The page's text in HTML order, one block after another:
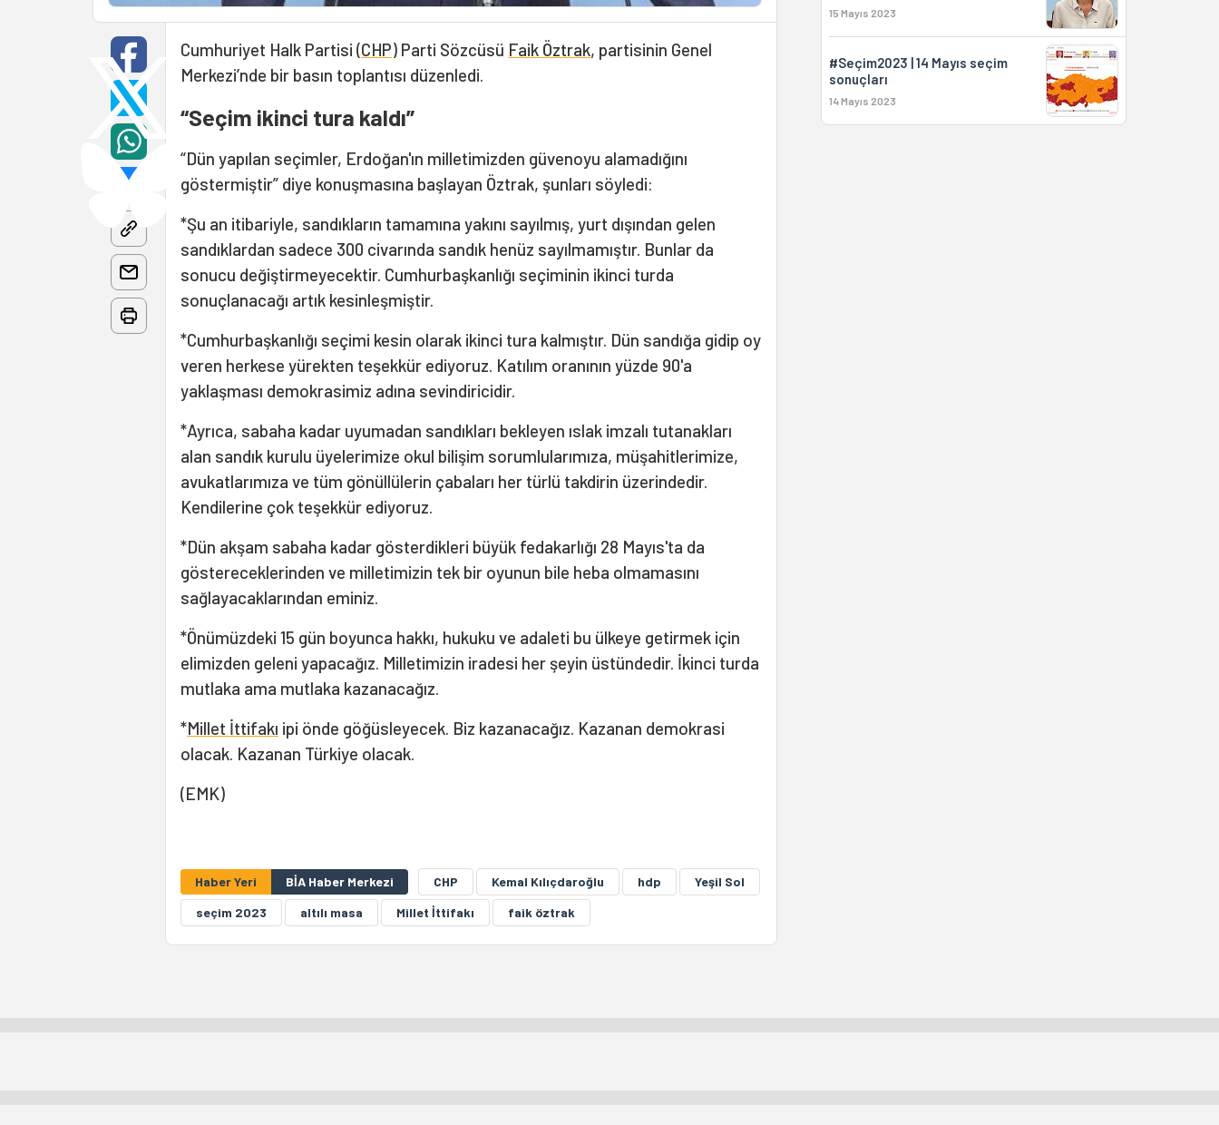
Cumhuriyet Halk Partisi (CHP) Parti Sözcüsü Faik Öztrak, partisinin Genel
Merkezi’nde bir basın toplantısı düzenledi.
“Seçim ikinci tura kaldı”
“Dün yapılan seçimler, Erdoğan'ın milletimizden güvenoyu alamadığını
göstermiştir” diye konuşmasına başlayan Öztrak, şunları söyledi:
*Şu an itibariyle, sandıkların tamamına yakını sayılmış, yurt dışından gelen
sandıklardan sadece 300 civarında sandık henüz sayılmamıştır. Bunlar da
sonucu değiştirmeyecektir. Cumhurbaşkanlığı seçiminin ikinci turda
sonuçlanacağı artık kesinleşmiştir.
*Cumhurbaşkanlığı seçimi kesin olarak ikinci tura kalmıştır. Dün sandığa gidip oy
veren herkese yürekten teşekkür ediyoruz. Katılım oranının yüzde 90'a
yaklaşması demokrasimiz adına sevindiricidir.
*Ayrıca, sabaha kadar uyumadan sandıkları bekleyen ıslak imzalı tutanakları
alan sandık kurulu üyelerimize okul bilişim sorumlularımıza, müşahitlerimize,
avukatlarımıza ve tüm gönüllülerin çabaları her türlü takdirin üzerindedir.
Kendilerine çok teşekkür ediyoruz.
*Dün akşam sabaha kadar gösterdikleri büyük fedakarlığı 28 Mayıs'ta da
göstereceklerinden ve milletimizin tek bir oyunun bile heba olmamasını
sağlayacaklarından eminiz.
*Önümüzdeki 15 gün boyunca hakkı, hukuku ve adaleti bu ülkeye getirmek için
elimizden geleni yapacağız. Milletimizin iradesi her şeyin üstündedir. İkinci turda
mutlaka ama mutlaka kazanacağız.
*Millet İttifakı ipi önde göğüsleyecek. Biz kazanacağız. Kazanan demokrasi
olacak. Kazanan Türkiye olacak.
(EMK)
Haber Yeri BİA Haber Merkezi CHP Kemal Kılıçdaroğlu hdp
Yeşil Sol
seçim 2023
altılı masa Millet İttifakı faik öztrak
15 Mayıs 2023
#Seçim2023 | 14 Mayıs seçim
sonuçları
14 Mayıs 2023